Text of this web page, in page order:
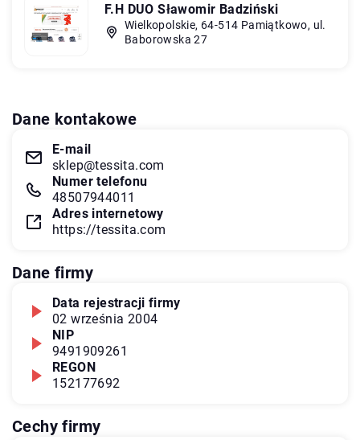
F.H DUO Sławomir Badziński
Wielkopolskie, 64-514 Pamiątkowo, ul.
Baborowska 27
Dane kontakowe
E-mail
sklep@tessita.com
Numer telefonu
48507944011
Adres internetowy
https://tessita.com
Dane firmy
Data rejestracji firmy
02 września 2004
NIP
9491909261
REGON
152177692
Cechy firmy